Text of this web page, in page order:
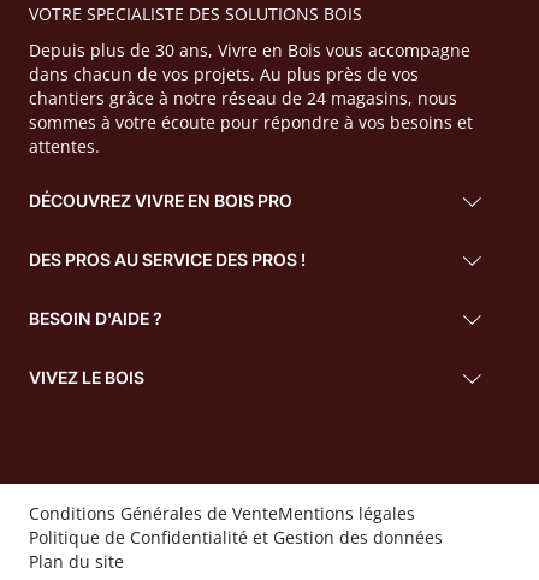
VOTRE SPECIALISTE DES SOLUTIONS BOIS
Depuis plus de 30 ans, Vivre en Bois vous accompagne
dans chacun de vos projets. Au plus près de vos
chantiers grâce à notre réseau de 24 magasins, nous
sommes à votre écoute pour répondre à vos besoins et
attentes.
DÉCOUVREZ VIVRE EN BOIS PRO
DES PROS AU SERVICE DES PROS !
BESOIN D'AIDE ?
VIVEZ LE BOIS
Conditions Générales de VenteMentions légales
Politique de Confidentialité et Gestion des données
Plan du site